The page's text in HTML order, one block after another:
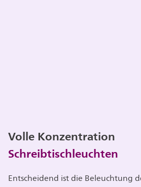
Volle Konzentration
Schreibtischleuchten
Entscheidend ist die Beleuchtung